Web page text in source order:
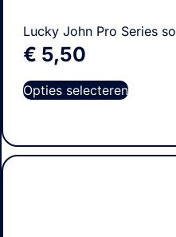
Lucky John Pro Series
€ 5,50
Opties selecteren